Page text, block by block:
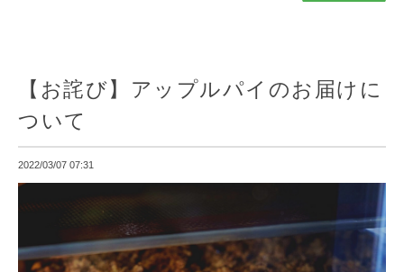
【お詫び】アップルパイのお届けに
ついて
2022/03/07 07:31